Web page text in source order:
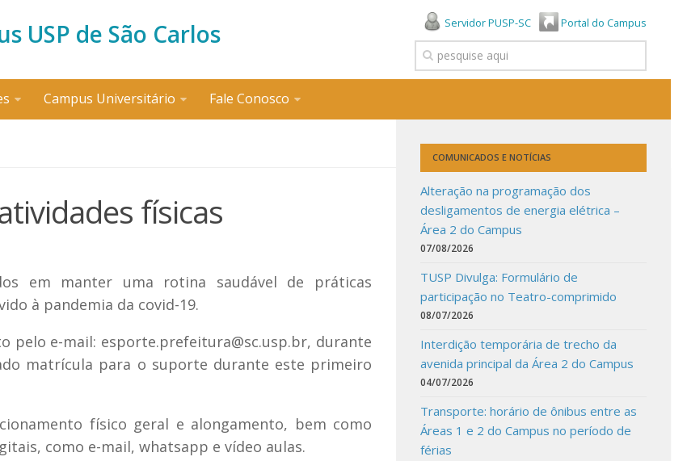
Servidor PUSP-SC Portal do Campus
USP de São Carlos
Campus Universitário Fale Conosco
físicas
em manter uma rotina saudável de práticas
à pandemia da covid-19.
pelo e-mail: esporte.prefeitura@sc.usp.br, durante
matrícula para o suporte durante este primeiro
físico geral e alongamento, bem como
como e-mail, whatsapp e vídeo aulas.
COMUNICADOS E NOTÍCIAS
Alteração na programação dos
desligamentos de energia elétrica –
Área 2 do Campus
07/08/2026
TUSP Divulga: Formulário de
participação no Teatro-comprimido
08/07/2026
Interdição temporária de trecho da
avenida principal da Área 2 do Campus
04/07/2026
Transporte: horário de ônibus entre as
Áreas 1 e 2 do Campus no período de
férias